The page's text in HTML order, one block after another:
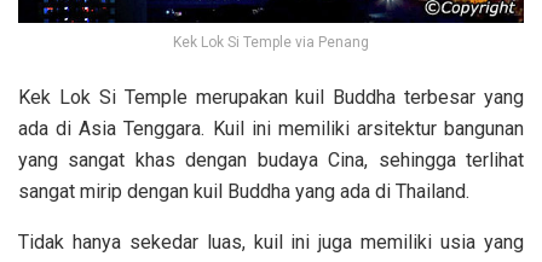
Kek Lok Si Temple via Penang
Kek Lok Si Temple merupakan kuil Buddha terbesar yang
ada di Asia Tenggara. Kuil ini memiliki arsitektur bangunan
yang sangat khas dengan budaya Cina, sehingga terlihat
sangat mirip dengan kuil Buddha yang ada di Thailand.
Tidak hanya sekedar luas, kuil ini juga memiliki usia yang